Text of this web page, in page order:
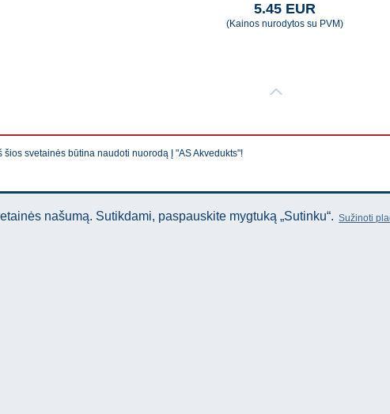
5.45 EUR
(Kainos nurodytos su PVM)
svetainės būtina naudoti nuorodą Į "AS Akvedukts"!
našumą. Sutikdami, paspauskite mygtuką „Sutinku“. Sužinoti